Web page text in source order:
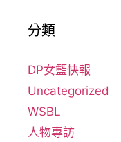
分類
DP女籃快報
Uncategorized
WSBL
人物專訪